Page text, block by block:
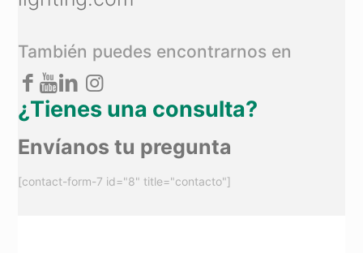
También puedes encontrarnos en
¿Tienes una consulta?
Envíanos tu pregunta
[contact-form-7 id="8" title="contacto"]